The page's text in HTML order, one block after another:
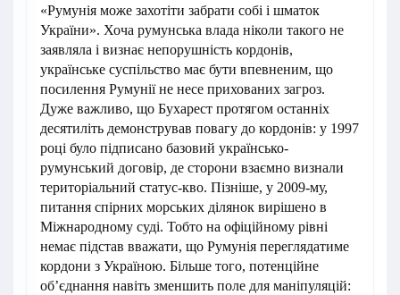
«Румунія може захотіти забрати собі і шматок
України». Хоча румунська влада ніколи такого не
заявляла і визнає непорушність кордонів,
українське суспільство має бути впевненим, що
посилення Румунії не несе прихованих загроз.
Дуже важливо, що Бухарест протягом останніх
десятиліть демонстрував повагу до кордонів: у 1997
році було підписано базовий українсько-
румунський договір, де сторони взаємно визнали
територіальний статус-кво. Пізніше, у 2009-му,
питання спірних морських ділянок вирішено в
Міжнародному суді. Тобто на офіційному рівні
немає підстав вважати, що Румунія переглядатиме
кордони з Україною. Більше того, потенційне
об’єднання навіть зменшить поле для маніпуляцій: